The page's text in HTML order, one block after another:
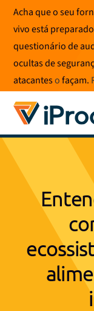
Saltar
para
conteúdo
Acha que o seu
vivo está
questionário de
ocultas de
atacantesofaçam.